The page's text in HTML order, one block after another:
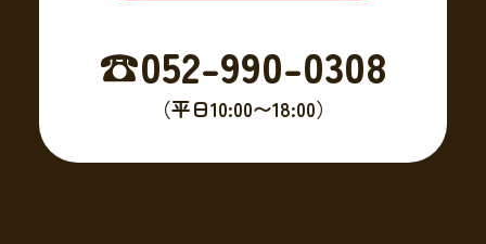
☎︎052-990-0308
（平日10:00〜18:00）